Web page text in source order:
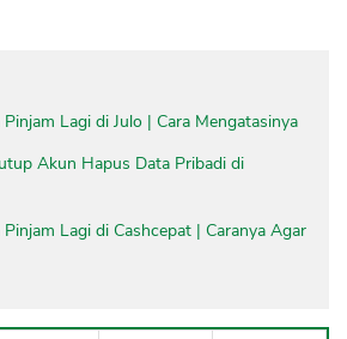
Lagi di Julo | Cara Mengatasinya
Akun Hapus Data Pribadi di
Lagi di Cashcepat | Caranya Agar